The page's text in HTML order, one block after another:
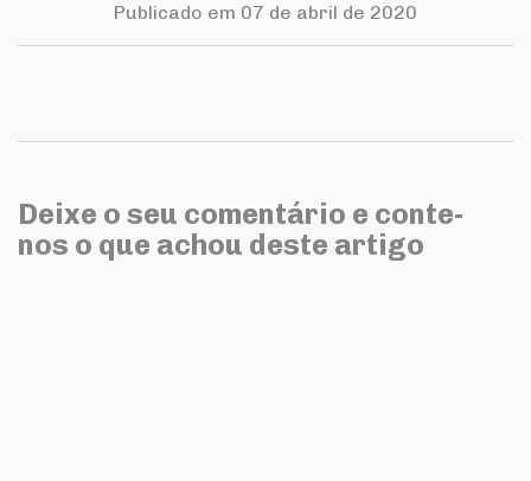
Publicado em 07 de abril de 2020
Deixe o seu comentário e conte-
nos o que achou deste artigo